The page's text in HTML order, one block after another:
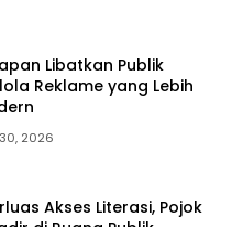
Libatkan Publik
Reklame yang Lebih
2026
Akses Literasi, Pojok